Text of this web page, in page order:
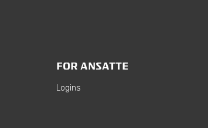
FOR ANSATTE
Logins